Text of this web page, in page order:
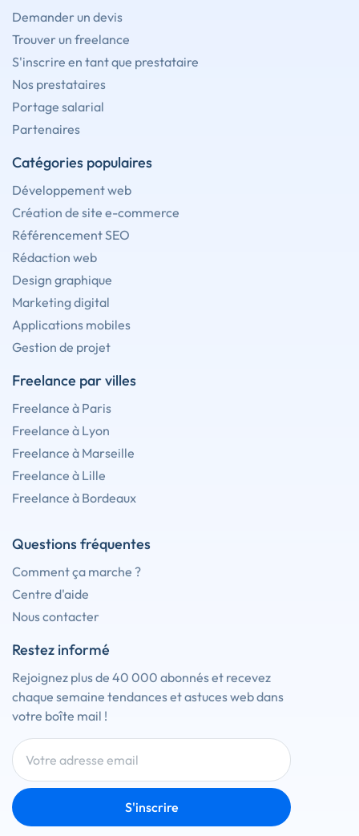
Demander un devis
Trouver un freelance
S'inscrire en tant que prestataire
Nos prestataires
Portage salarial
Partenaires
Catégories populaires
Développement web
Création de site e-commerce
Référencement SEO
Rédaction web
Design graphique
Marketing digital
Applications mobiles
Gestion de projet
Freelance par villes
Freelance à Paris
Freelance à Lyon
Freelance à Marseille
Freelance à Lille
Freelance à Bordeaux
Questions fréquentes
Comment ça marche ?
Centre d'aide
Nous contacter
Restez informé
Rejoignez plus de 40 000 abonnés et recevez
chaque semaine tendances et astuces web dans
votre boîte mail !
S'inscrire